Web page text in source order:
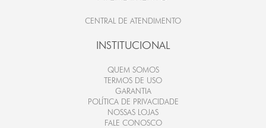
CENTRAL DE ATENDIMENTO
INSTITUCIONAL
QUEM SOMOS
TERMOS DE USO
GARANTIA
POLÍTICA DE PRIVACIDADE
NOSSAS LOJAS
FALE CONOSCO